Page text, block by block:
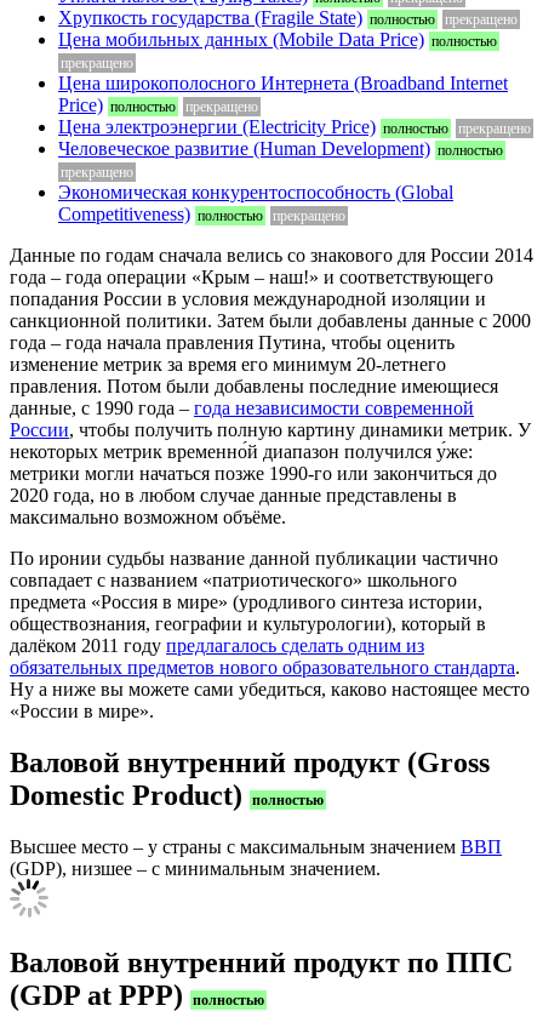
Хрупкость государства (Fragile State) полностью прекращено
Цена мобильных данных (Mobile Data Price) полностью
прекращено
Цена широкополосного Интернета (Broadband Internet
Price) полностью прекращено
Цена электроэнергии (Electricity Price) полностью прекращено
Человеческое развитие (Human Development) полностью
прекращено
Экономическая конкурентоспособность (Global
Competitiveness) полностью прекращено
Данные по годам сначала велись со знакового для России 2014
года – года операции «Крым – наш!» и соответствующего
попадания России в условия международной изоляции и
санкционной политики. Затем были добавлены данные с 2000
года – года начала правления Путина, чтобы оценить
изменение метрик за время его минимум 20-летнего
правления. Потом были добавлены последние имеющиеся
данные, с 1990 года – года независимости современной
России, чтобы получить полную картину динамики метрик. У
некоторых метрик временно́й диапазон получился у́же:
метрики могли начаться позже 1990-го или закончиться до
2020 года, но в любом случае данные представлены в
максимально возможном объёме.
По иронии судьбы название данной публикации частично
совпадает с названием «патриотического» школьного
предмета «Россия в мире» (уродливого синтеза истории,
обществознания, географии и культурологии), который в
далёком 2011 году предлагалось сделать одним из
обязательных предметов нового образовательного стандарта.
Ну а ниже вы можете сами убедиться, каково настоящее место
«России в мире».
Валовой внутренний продукт (Gross
Domestic Product)
полностью
Высшее место – у страны с максимальным значением ВВП
(GDP), низшее – с минимальным значением.
Валовой внутренний продукт по ППС
(GDP at PPP)
полностью